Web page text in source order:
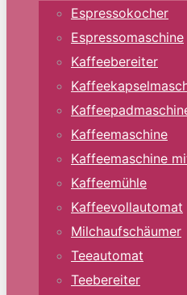
Espressokocher
Espressomaschine
Kaffeebereiter
Kaffeemaschine
Kaffeemaschine
Kaffeemühle
Kaffeevollautomat
Milchaufschäumer
Teeautomat
Teebereiter